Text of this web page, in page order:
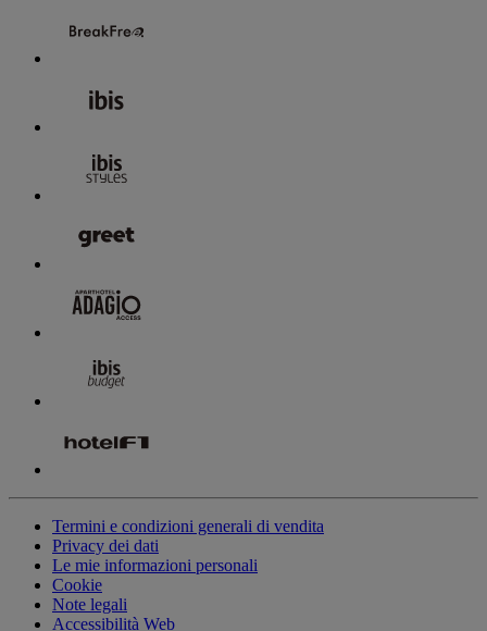
Termini e condizioni generali di vendita
Privacy dei dati
Le mie informazioni personali
Cookie
Note legali
Accessibilità Web